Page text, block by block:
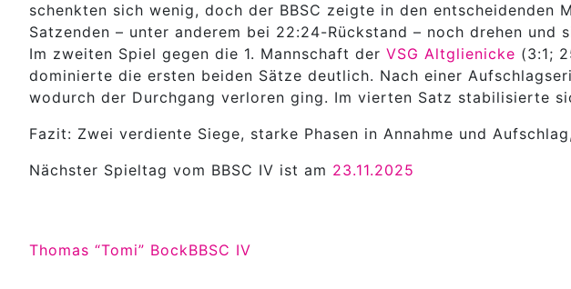
schenkten sich wenig, doch der BBSC zeigte in den entscheidenden
Satzenden – unter anderem bei 22:24-Rückstand – noch drehen und
Im zweiten Spiel gegen die 1. Mannschaft der VSG Altglienicke (3:1;
dominierte die ersten beiden Sätze deutlich. Nach einer
wodurch der Durchgang verloren ging. Im vierten Satz stabilisierte
Fazit: Zwei verdiente Siege, starke Phasen in Annahme und
Nächster Spieltag vom BBSC IV ist am 23.11.2025
Thomas “Tomi” BockBBSC IV